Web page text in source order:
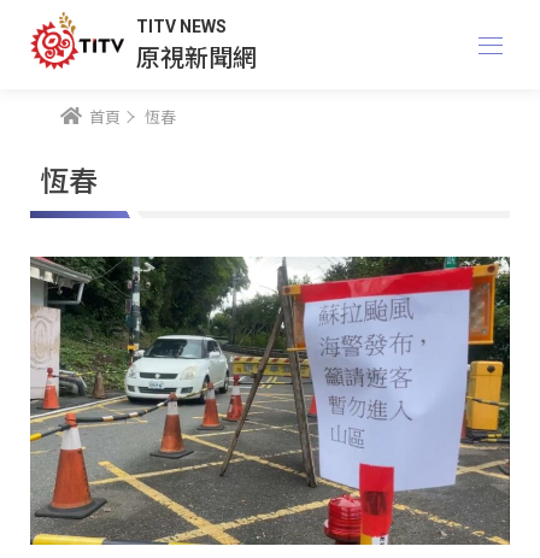
TITV NEWS
原視新聞網
首頁 恆春
恆春